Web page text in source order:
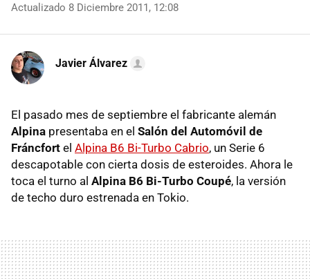
Actualizado 8 Diciembre 2011, 12:08
Javier Álvarez
El pasado mes de septiembre el fabricante alemán
Alpina presentaba en el Salón del Automóvil de
Fráncfort el Alpina B6 Bi-Turbo Cabrio, un Serie 6
descapotable con cierta dosis de esteroides. Ahora le
toca el turno al Alpina B6 Bi-Turbo Coupé, la versión
de techo duro estrenada en Tokio.